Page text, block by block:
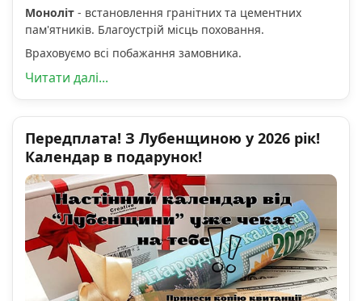
Моноліт - встановлення гранітних та цементних
пам'ятників. Благоустрій місць поховання.
Враховуємо всі побажання замовника.
Читати далі...
Передплата! З Лубенщиною у 2026 рік!
Календар в подарунок!